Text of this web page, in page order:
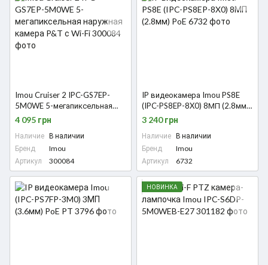
Imou Cruiser 2 IPC-GS7EP-
5M0WE 5-мегапиксельная
наружная камера P&T с Wi-Fi
4 095 грн
Наличие В наличии
Бренд
Imou
Артикул
300084
IP видеокамера Imou PS8E
(IPC-PS8EP-8X0) 8МП (2.8мм)
PoE
3 240 грн
Наличие В наличии
Бренд
Imou
Артикул
6732
НОВИНКА